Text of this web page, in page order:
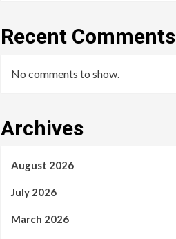
Recent Comments
No comments to show.
Archives
August 2026
July 2026
March 2026